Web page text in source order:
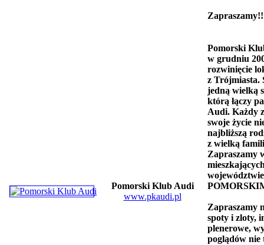
Pomorski Klub Audi
www.pkaudi.pl
Pomorski
w grudniu
rozwinięcie
z Trójmiasta.
jedną wielką
którą łączy
Audi. Każdy
swoje życie
najbliższą
z wielką
Zapraszamy
województwie
Zapraszamy
spoty i zloty,
plenerowe,
poglądów nie